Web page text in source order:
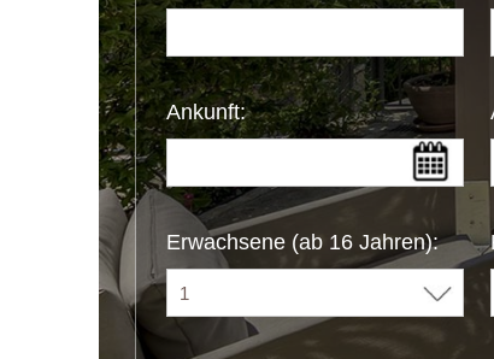
Ankunft:
Erwachsene (ab 16 Jahren):